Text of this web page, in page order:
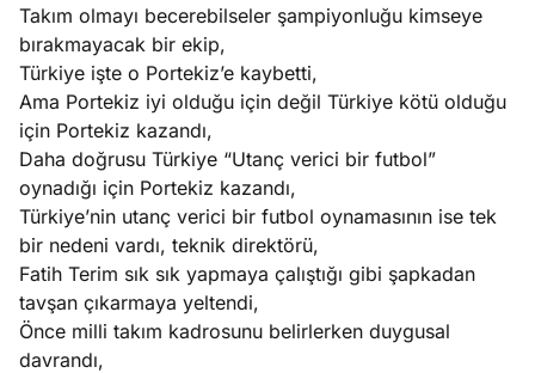
Takım olmayı becerebilseler şampiyonluğu kimseye
bırakmayacak bir ekip,
Türkiye işte o Portekiz’e kaybetti,
Ama Portekiz iyi olduğu için değil Türkiye kötü olduğu
için Portekiz kazandı,
Daha doğrusu Türkiye “Utanç verici bir futbol”
oynadığı için Portekiz kazandı,
Türkiye’nin utanç verici bir futbol oynamasının ise tek
bir nedeni vardı, teknik direktörü,
Fatih Terim sık sık yapmaya çalıştığı gibi şapkadan
tavşan çıkarmaya yeltendi,
Önce milli takım kadrosunu belirlerken duygusal
davrandı,